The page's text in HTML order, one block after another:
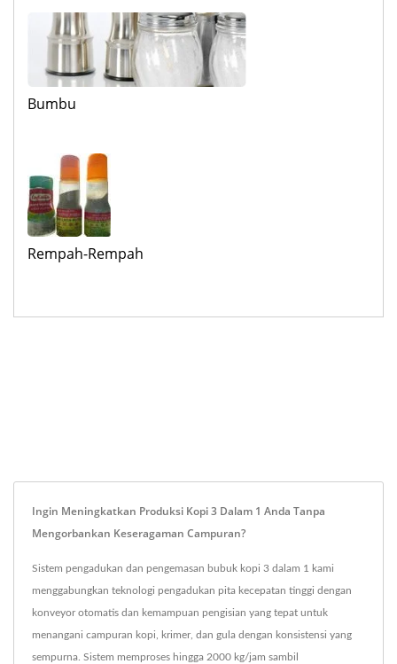
Bumbu
Rempah-Rempah
Ingin Meningkatkan Produksi Kopi 3 Dalam 1 Anda Tanpa
Mengorbankan Keseragaman Campuran?
Sistem pengadukan dan pengemasan bubuk kopi 3 dalam 1 kami
menggabungkan teknologi pengadukan pita kecepatan tinggi dengan
konveyor otomatis dan kemampuan pengisian yang tepat untuk
menangani campuran kopi, krimer, dan gula dengan konsistensi yang
sempurna. Sistem memproses hingga 2000 kg/jam sambil